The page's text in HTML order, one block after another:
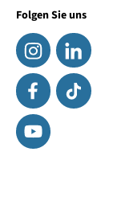
Folgen Sie uns